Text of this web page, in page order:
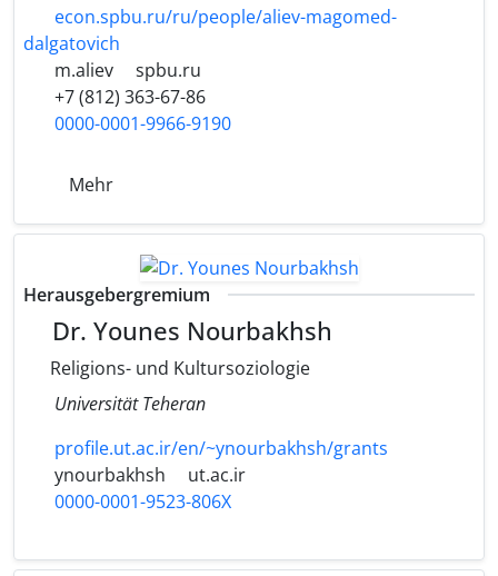
econ.spbu.ru/ru/people/aliev-magomed-
dalgatovich
m.aliev
spbu.ru
+7 (812) 363-67-86
0000-0001-9966-9190
Mehr
Herausgebergremium
Dr. Younes Nourbakhsh
Religions- und Kultursoziologie
Universität Teheran
profile.ut.ac.ir/en/~ynourbakhsh/grants
ynourbakhsh
ut.ac.ir
0000-0001-9523-806X